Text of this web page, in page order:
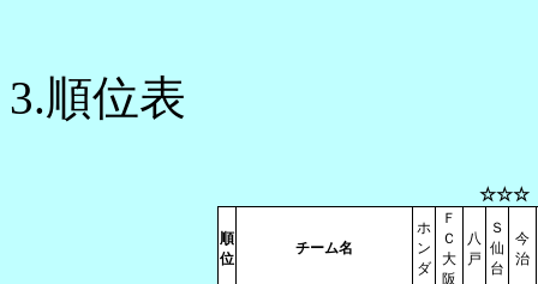
3.順位表
☆☆☆
順
位
チーム名
ホ
ン
ダ
Ｆ
Ｃ
大
阪
八
戸
Ｓ
仙
台
今
治